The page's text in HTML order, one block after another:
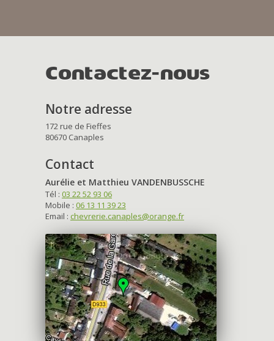
Contactez-nous
Notre adresse
172 rue de Fieffes
80670 Canaples
Contact
Aurélie et Matthieu VANDENBUSSCHE
Tél : 03 22 52 93 06
Mobile : 06 13 11 39 23
Email : chevrerie.canaples@orange.fr